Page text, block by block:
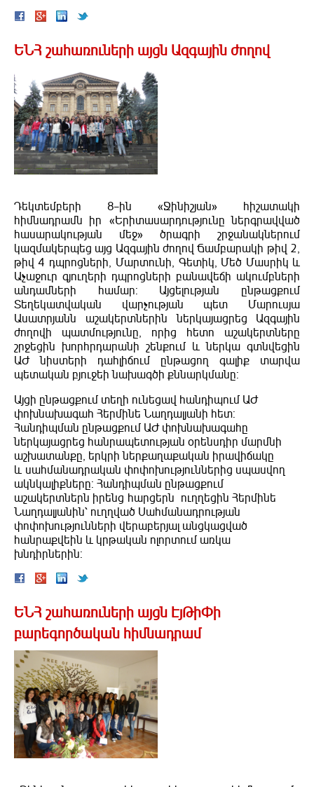
ԵՆՀ շահառուների այցն Ազգային ժողով
Դեկտեմբերի 8–ին «Ջինիշյան» հիշատակի
հիմնադրամն իր «Երիտասարդությունը ներգրավված
հասարակության մեջ» ծրագրի շրջանակներում
կազմակերպեց այց Ազգային ժողով Ճամբարակի թիվ 2,
թիվ 4 դպրոցների, Մարտունի, Գետիկ, Մեծ Մասրիկ և
Աչաջուր գյուղերի դպրոցների բանավեճի ակումբների
անդամների համար: Այցելության ընթացքում
Տեղեկատվական վարչության պետ Մարուսյա
Ասատրյանն աշակերտներին ներկայացրեց Ազգային
ժողովի պատմությունը, որից հետո աշակերտները
շրջեցին խորհրդարանի շենքում և ներկա գտնվեցին
ԱԺ նիստերի դահլիճում ընթացող գալիք տարվա
պետական բյուջեի նախագծի քննարկմանը:
Այցի ընթացքում տեղի ունեցավ հանդիպում ԱԺ
փոխնախագահ Հերմինե Նաղդալյանի հետ:
Հանդիպման ընթացքում ԱԺ փոխնախագահը
ներկայացրեց հանրապետության օրենսդիր մարմնի
աշխատանքը, երկրի ներքաղաքական իրավիճակը
և սահմանադրական փոփոխություններից սպասվող
ակնկալիքները: Հանդիպման ընթացքում
աշակերտներն իրենց հարցերն ուղղեցին Հերմինե
Նաղդալյանին՝ ուղղված Սահմանադրության
փոփոխությունների վերաբերյալ անցկացված
հանրաքվեին և կրթական ոլորտում առկա
խնդիրներին:
ԵՆՀ շահառուների այցն ԷյԹիՓի
բարեգործական հիմնադրամ